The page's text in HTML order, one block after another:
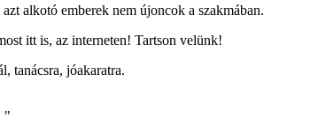
alkotó emberek nem újoncok a szakmában.
itt is, az interneten! Tartson velünk!
tanácsra, jóakaratra.
"